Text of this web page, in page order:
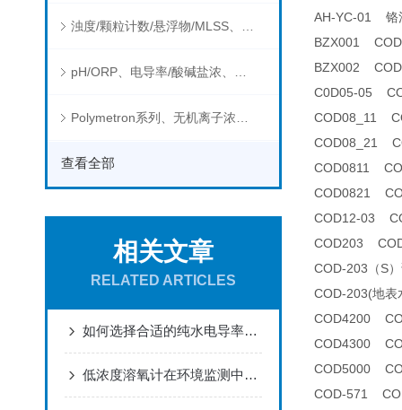
查看全部
相关文章
RELATED ARTICLES
如何选择合适的纯水电导率分析仪
低浓度溶氧计在环境监测中有哪些应用？
AH-YC-01 铬
BZX001
BZX002
C0D05-05
COD08_11
COD08_21
COD0811
COD0821
COD12-03
COD203
COD-203（S
COD-203(地
COD4200
COD4300
COD5000
COD-571